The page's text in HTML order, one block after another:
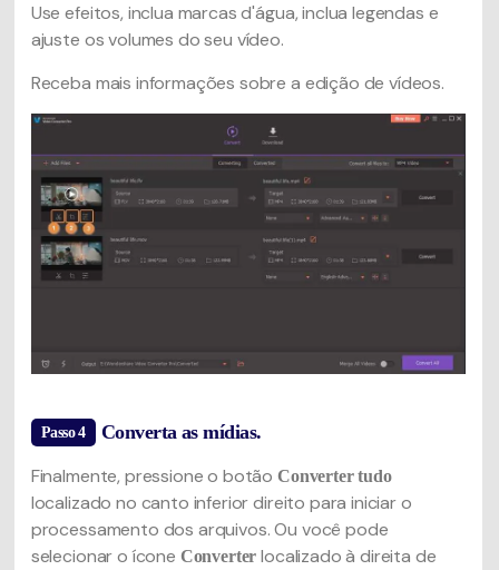
Use efeitos, inclua marcas d'água, inclua legendas e
ajuste os volumes do seu vídeo.
Receba mais informações sobre a edição de vídeos.
Passo 4 Converta as mídias.
Finalmente, pressione o botão Converter tudo
localizado no canto inferior direito para iniciar o
processamento dos arquivos. Ou você pode
selecionar o ícone Converter localizado à direita de